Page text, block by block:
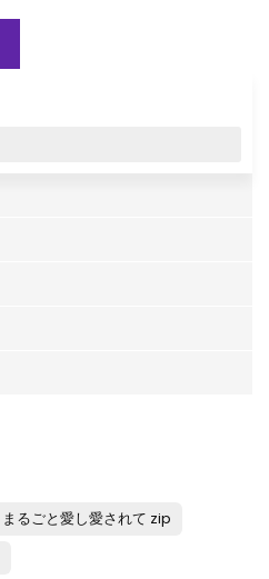
まるごと愛し愛されて zip